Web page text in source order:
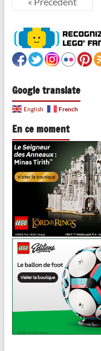
Google translate
English French
En ce moment